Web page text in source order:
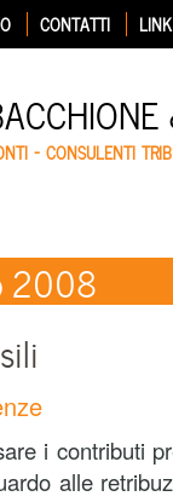
CONTATTI LINK
– CONSULENTI
2008
i contributi
alle